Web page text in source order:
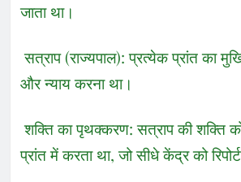
जाता था।
सत्राप (राज्यपाल): प्रत्येक प्रांत का
और न्याय करना था।
शक्ति का पृथक्करण: सत्राप की शक्ति
प्रांत में करता था, जो सीधे केंद्र को